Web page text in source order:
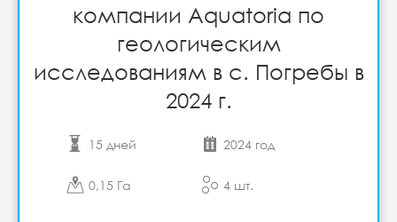
компании Aquatoria по
геологическим
исследованиям в с. Погребы в
2024 г.
15 дней 2024 год
0,15 Га 4 шт.